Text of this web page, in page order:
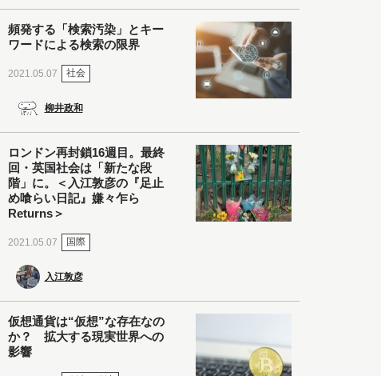
頻発する「検索汚染」とキー
ワードによる検索の限界
2021.05.07 社会
柳井政和
ロンドン再封鎖16週目。最終
回・英国社会は「新たな段
階」に。＜入江敦彦の『足止
め喰らい日記』嫌々乍ら
Returns＞
2021.05.07 国際
入江敦彦
仮想通貨は“仮想”な存在なの
か？ 拡大する現実世界への
影響